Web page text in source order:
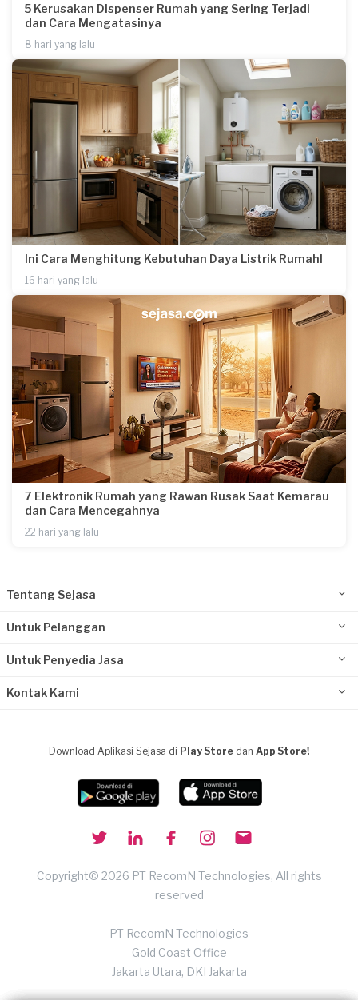
5 Kerusakan Dispenser Rumah yang Sering Terjadi
dan Cara Mengatasinya
8 hari yang lalu
Ini Cara Menghitung Kebutuhan Daya Listrik Rumah!
16 hari yang lalu
7 Elektronik Rumah yang Rawan Rusak Saat Kemarau
dan Cara Mencegahnya
22 hari yang lalu
Tentang Sejasa
Untuk Pelanggan
Untuk Penyedia Jasa
Kontak Kami
Download Aplikasi Sejasa di Play Store dan App Store!
Copyright© 2026 PT RecomN Technologies, All rights
reserved
PT RecomN Technologies
Gold Coast Office
Jakarta Utara, DKI Jakarta